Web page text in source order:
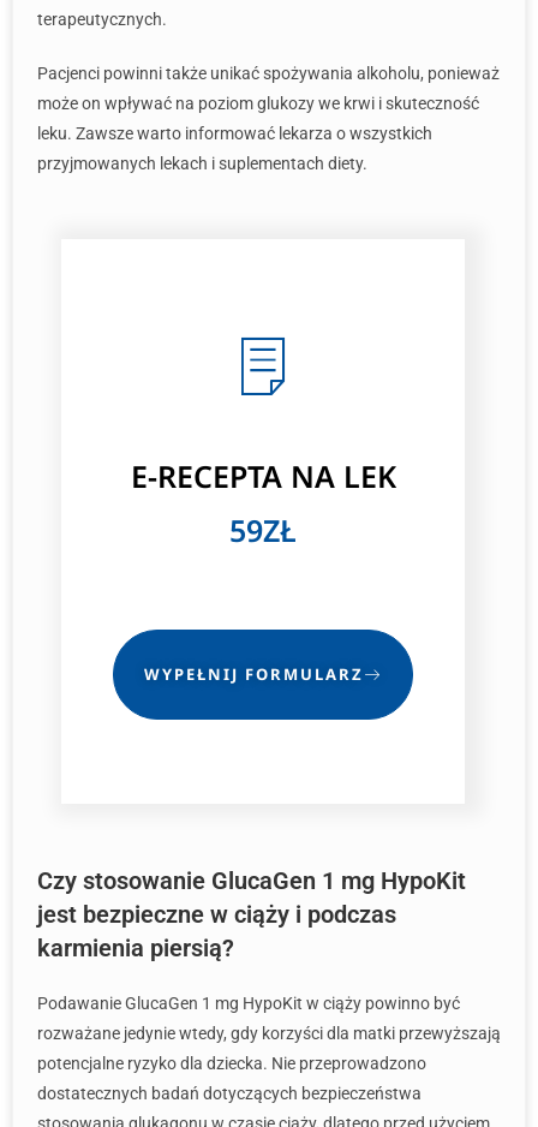
terapeutycznych.
Pacjenci powinni także unikać spożywania alkoholu, ponieważ
może on wpływać na poziom glukozy we krwi i skuteczność
leku. Zawsze warto informować lekarza o wszystkich
przyjmowanych lekach i suplementach diety.
E-RECEPTA NA LEK
59ZŁ
WYPEŁNIJ FORMULARZ
Czy stosowanie GlucaGen 1 mg HypoKit
jest bezpieczne w ciąży i podczas
karmienia piersią?
Podawanie GlucaGen 1 mg HypoKit w ciąży powinno być
rozważane jedynie wtedy, gdy korzyści dla matki przewyższają
potencjalne ryzyko dla dziecka. Nie przeprowadzono
dostatecznych badań dotyczących bezpieczeństwa